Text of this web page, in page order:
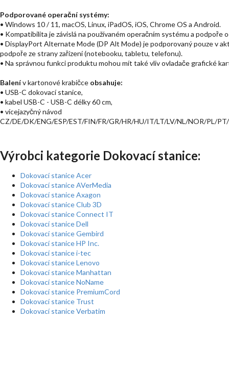
Podporované operační systémy:
• Windows 10 / 11, macOS, Linux, iPadOS, iOS, Chrome OS a Android.
• Kompatibilita je závislá na používaném operačním systému a podpoře
• DisplayPort Alternate Mode (DP Alt Mode) je podporovaný pouze v
podpoře ze strany zařízení (notebooku, tabletu, telefonu).
• Na správnou funkci produktu mohou mít také vliv ovladače grafické
Balenív kartonové krabičce obsahuje:
• USB-C dokovací stanice,
• kabel USB-C - USB-C délky 60 cm,
• vícejazyčný návod
CZ/DE/DK/ENG/ESP/EST/FIN/FR/GR/HR/HU/IT/LT/LV/NL/NOR/PL/
Výrobci kategorie Dokovací stanice:
Dokovací stanice Acer
Dokovací stanice AVerMedia
Dokovací stanice Axagon
Dokovací stanice Club 3D
Dokovací stanice Connect IT
Dokovací stanice Dell
Dokovací stanice Gembird
Dokovací stanice HP Inc.
Dokovací stanice i-tec
Dokovací stanice Lenovo
Dokovací stanice Manhattan
Dokovací stanice NoName
Dokovací stanice PremiumCord
Dokovací stanice Trust
Dokovací stanice Verbatim